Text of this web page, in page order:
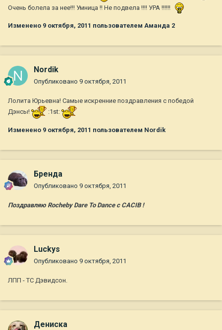
Очень болела за нее!!! Умница !! Не подвела !!!! УРА !!!!!!
Изменено 9 октября, 2011 пользователем Аманда 2
Nordik
Опубликовано 9 октября, 2011
Лолита Юрьевна! Самые искренние поздравления с победой
Дэнсы!
:1st:
Изменено 9 октября, 2011 пользователем Nordik
Бренда
Опубликовано 9 октября, 2011
Поздравляю Rocheby Dare To Dance с CACIB !
Luckys
Опубликовано 9 октября, 2011
ЛПП - ТС Дэвидсон.
Дениска